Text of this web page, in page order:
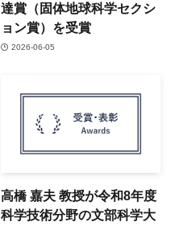
達賞（固体地球科学セクシ
ョン賞）を受賞
2026-06-05
高橋 嘉夫 教授が令和8年度
科学技術分野の文部科学大